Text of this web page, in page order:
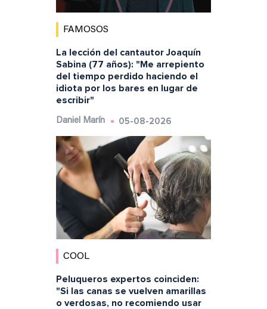
FAMOSOS
La lección del cantautor Joaquín
Sabina (77 años): "Me arrepiento
del tiempo perdido haciendo el
idiota por los bares en lugar de
escribir"
Daniel Marín 05-08-2026
COOL
Peluqueros expertos coinciden:
"Si las canas se vuelven amarillas
o verdosas, no recomiendo usar